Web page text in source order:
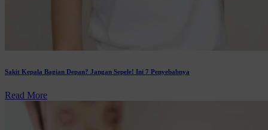
Sakit Kepala Bagian Depan? Jangan Sepele! Ini 7 Penyebabnya
Read More